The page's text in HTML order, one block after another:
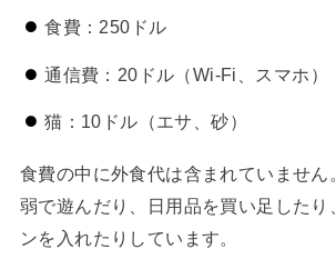
食費：250ドル
通信費：20ドル（Wi-Fi、スマホ）
猫：10ドル（エサ、砂）
食費の中に外食代は含まれていません
弱で遊んだり、日用品を買い足したり
ンを入れたりしています。